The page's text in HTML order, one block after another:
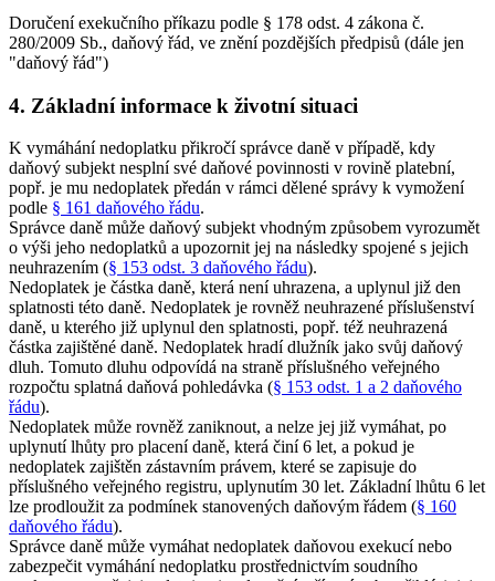
Doručení exekučního příkazu podle § 178 odst. 4 zákona č.
280/2009 Sb., daňový řád, ve znění pozdějších předpisů (dále jen
"daňový řád")
4. Základní informace k životní situaci
K vymáhání nedoplatku přikročí správce daně v případě, kdy
daňový subjekt nesplní své daňové povinnosti v rovině platební,
popř. je mu nedoplatek předán v rámci dělené správy k vymožení
podle § 161 daňového řádu.
Správce daně může daňový subjekt vhodným způsobem vyrozumět
o výši jeho nedoplatků a upozornit jej na následky spojené s jejich
neuhrazením (§ 153 odst. 3 daňového řádu).
Nedoplatek je částka daně, která není uhrazena, a uplynul již den
splatnosti této daně. Nedoplatek je rovněž neuhrazené příslušenství
daně, u kterého již uplynul den splatnosti, popř. též neuhrazená
částka zajištěné daně. Nedoplatek hradí dlužník jako svůj daňový
dluh. Tomuto dluhu odpovídá na straně příslušného veřejného
rozpočtu splatná daňová pohledávka (§ 153 odst. 1 a 2 daňového
řádu).
Nedoplatek může rovněž zaniknout, a nelze jej již vymáhat, po
uplynutí lhůty pro placení daně, která činí 6 let, a pokud je
nedoplatek zajištěn zástavním právem, které se zapisuje do
příslušného veřejného registru, uplynutím 30 let. Základní lhůtu 6 let
lze prodloužit za podmínek stanovených daňovým řádem (§ 160
daňového řádu).
Správce daně může vymáhat nedoplatek daňovou exekucí nebo
zabezpečit vymáhání nedoplatku prostřednictvím soudního